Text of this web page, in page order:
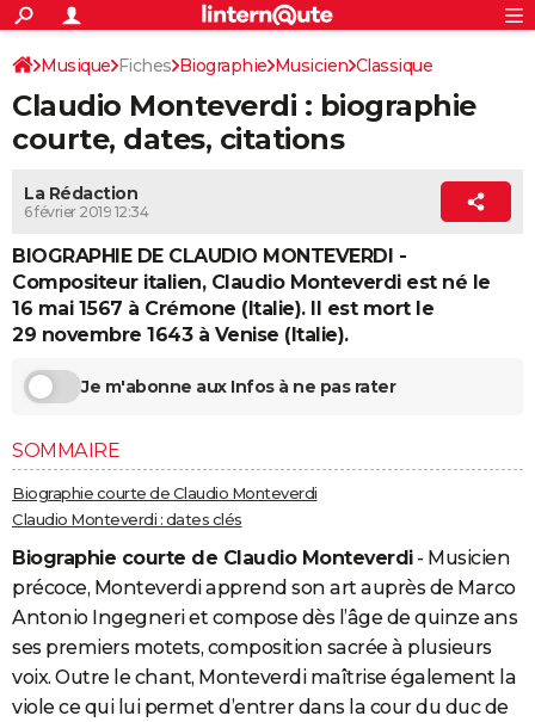
ACTUALITÉS
Politique
Société
Faits Divers
Education
Monde
Villes
+
SPORT
Coupe du monde 2026
Football
Tennis
Cyclisme
Rugby
Forum
Retraite
Impôts
Epargne
Immobilier
Risques naturels par ville
Banque
Assurance
Crédit
AUTO
Essais
Réserver un essai
Citadines
Berlines
SUV
Forum auto
+
HIGH-TECH
Mobiles
Meilleur smartphone
Internet
Ordinateurs
Jeux vidéo
Guide high-tech
+
BRICOLAGE
WEEK-END
Art de vivre
Bien-être
Loisirs
Mode
Modes de vie
+SANTE
Alimentation
Guide de la santé
Maladies
Médicaments
Sommeil
VOYAGE
Destinations
City break
Voyage nature
Voyage de noces
Forum
Climat
+
PHOTO
GUIDES D'ACHAT
BONS PLANS
CARTE DE VOEUX
Rechercher
S'inscrire
Connexion
Musique Fiches Biographie Musicien Classique
Claudio Monteverdi : biographie
courte, dates, citations
La Rédaction
6 février 2019 12:34
BIOGRAPHIE DE CLAUDIO MONTEVERDI -
Compositeur italien, Claudio Monteverdi est né le
16 mai 1567 à Crémone (Italie). Il est mort le
29 novembre 1643 à Venise (Italie).
Je m'abonne aux Infos à ne pas rater
SOMMAIRE
Biographie courte de Claudio Monteverdi
Claudio Monteverdi : dates clés
Biographie courte de Claudio Monteverdi- Musicien
précoce, Monteverdi apprend son art auprès de Marco
Antonio Ingegneri et compose dès l’âge de quinze ans
ses premiers motets, composition sacrée à plusieurs
voix. Outre le chant, Monteverdi maîtrise également la
viole ce qui lui permet d’entrer dans la cour du duc de